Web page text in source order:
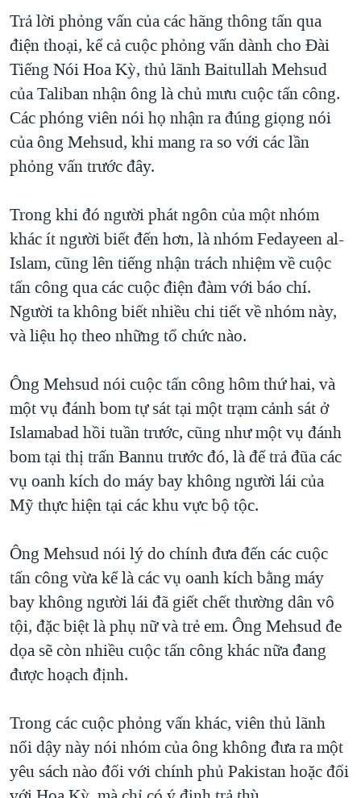
Trả lời phỏng vấn của các hãng thông tấn qua
điện thoại, kể cả cuộc phỏng vấn dành cho Đài
Tiếng Nói Hoa Kỳ, thủ lãnh Baitullah Mehsud
của Taliban nhận ông là chủ mưu cuộc tấn công.
Các phóng viên nói họ nhận ra đúng giọng nói
của ông Mehsud, khi mang ra so với các lần
phỏng vấn trước đây.
Trong khi đó người phát ngôn của một nhóm
khác ít người biết đến hơn, là nhóm Fedayeen al-
Islam, cũng lên tiếng nhận trách nhiệm về cuộc
tấn công qua các cuộc điện đàm với báo chí.
Người ta không biết nhiều chi tiết về nhóm này,
và liệu họ theo những tổ chức nào.
Ông Mehsud nói cuộc tấn công hôm thứ hai, và
một vụ đánh bom tự sát tại một trạm cảnh sát ở
Islamabad hồi tuần trước, cũng như một vụ đánh
bom tại thị trấn Bannu trước đó, là để trả đũa các
vụ oanh kích do máy bay không người lái của
Mỹ thực hiện tại các khu vực bộ tộc.
Ông Mehsud nói lý do chính đưa đến các cuộc
tấn công vừa kể là các vụ oanh kích bằng máy
bay không người lái đã giết chết thường dân vô
tội, đặc biệt là phụ nữ và trẻ em. Ông Mehsud đe
dọa sẽ còn nhiều cuộc tấn công khác nữa đang
được hoạch định.
Trong các cuộc phỏng vấn khác, viên thủ lãnh
nổi dậy này nói nhóm của ông không đưa ra một
yêu sách nào đối với chính phủ Pakistan hoặc đối